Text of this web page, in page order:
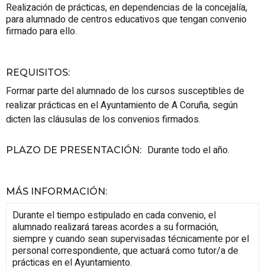
Realización de prácticas, en dependencias de la concejalía,
para alumnado de centros educativos que tengan convenio
firmado para ello.
REQUISITOS:
Formar parte del alumnado de los cursos susceptibles de
realizar prácticas en el Ayuntamiento de A Coruña, según
dicten las cláusulas de los convenios firmados.
PLAZO DE PRESENTACIÓN : Durante todo el año.
MÁS INFORMACIÓN :
Durante el tiempo estipulado en cada convenio, el
alumnado realizará tareas acordes a su formación,
siempre y cuando sean supervisadas técnicamente por el
personal correspondiente, que actuará como tutor/a de
prácticas en el Ayuntamiento.